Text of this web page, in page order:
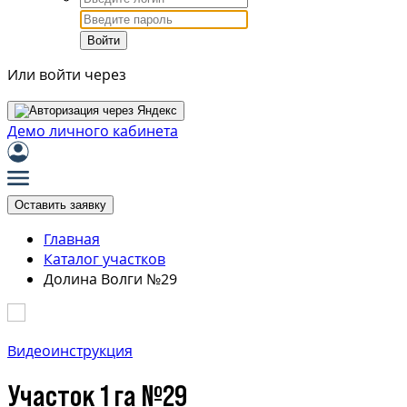
Войти
Или войти через
Демо личного кабинета
Оставить заявку
Главная
Каталог участков
Долина Волги №29
Видеоинструкция
Участок 1 га №29